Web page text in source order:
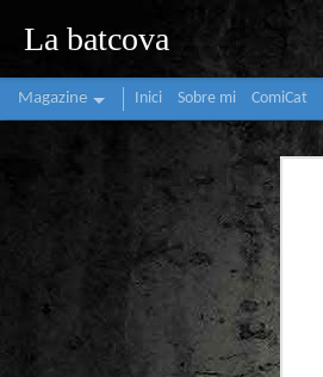
La batcova
Magazine Inici Sobre mi ComiCat